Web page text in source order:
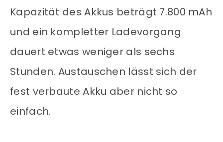
Kapazität des Akkus beträgt 7.800 mAh
und ein kompletter Ladevorgang
dauert etwas weniger als sechs
Stunden. Austauschen lässt sich der
fest verbaute Akku aber nicht so
einfach.